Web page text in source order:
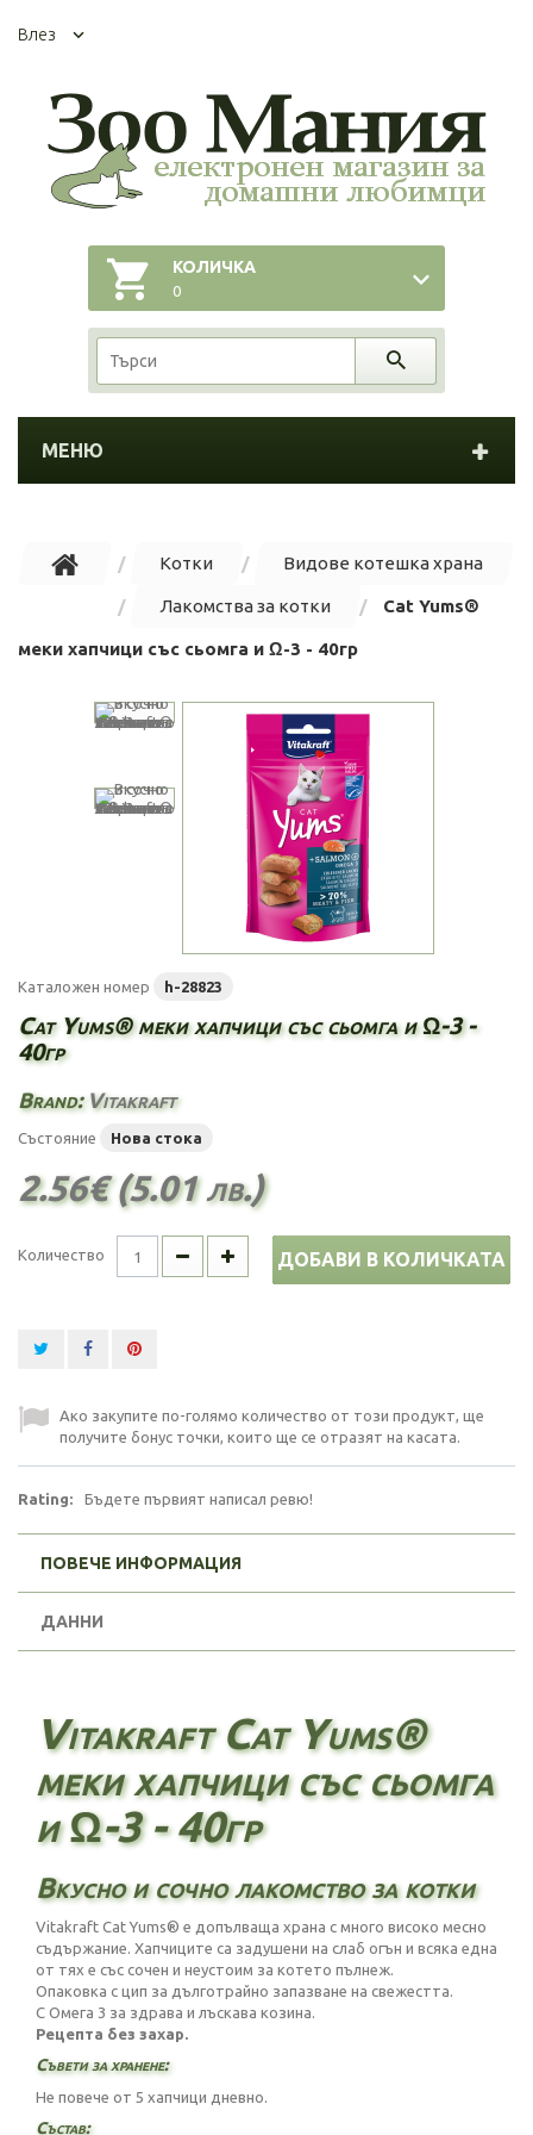
Влез
КОЛИЧКА
0
МЕНЮ
Котки Видове котешка храна
Лакомства за котки Cat Yums®
меки хапчици със сьомга и Ω-3 - 40гр
Каталожен номер h-28823
Cat Yums® меки хапчици със сьомга и Ω-3 -
40гр
Brand: Vitakraft
Състояние Нова стока
2.56€ (5.01 лв.)
Количество ДОБАВИ В КОЛИЧКАТА
Ако закупите по-голямо количество от този продукт, ще
получите бонус точки, които ще се отразят на касата.
Rating: Бъдете първият написал ревю!
ПОВЕЧЕ ИНФОРМАЦИЯ
ДАННИ
Vitakraft Cat Yums®
меки хапчици със сьомга
и Ω-3 - 40гр
Вкусно и сочно лакомство за котки
Vitakraft Cat Yums® е допълваща храна с много високо месно
съдържание. Хапчиците са задушени на слаб огън и всяка една
от тях е със сочен и неустоим за котето пълнеж.
Опаковка с цип за дълготрайно запазване на свежестта.
С Омега 3 за здрава и лъскава козина.
Рецепта без захар.
Съвети за хранене:
Не повече от 5 хапчици дневно.
Състав: